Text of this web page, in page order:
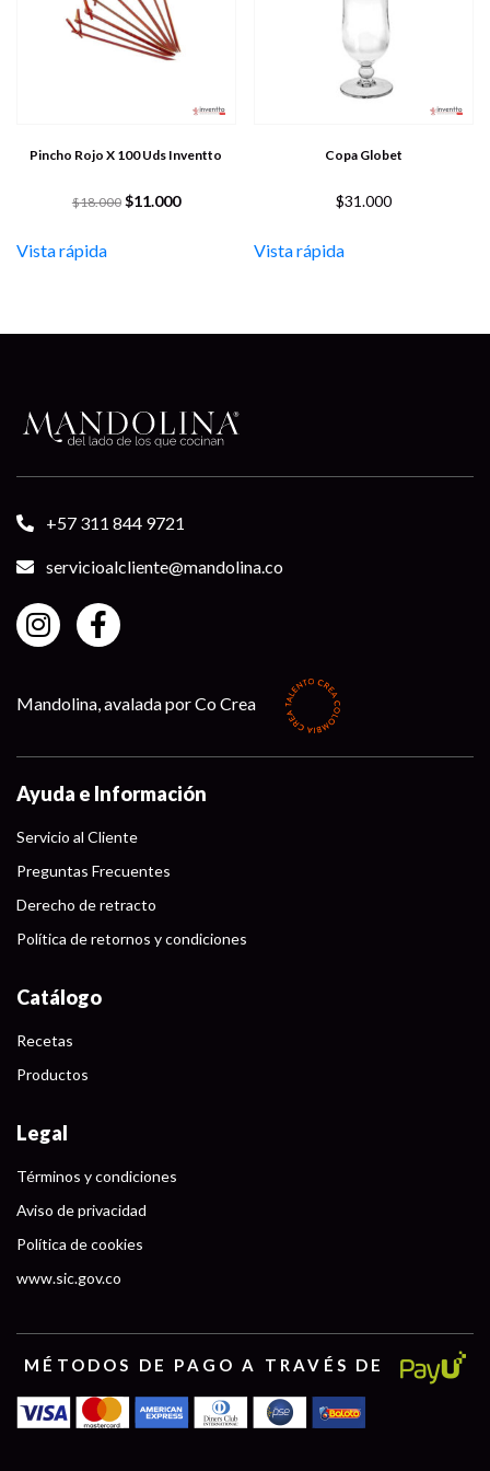
Pincho Rojo X 100 Uds Inventto
$18.000 $11.000
Vista rápida
Copa Globet
$31.000
Vista rápida
+57 311 844 9721
servicioalcliente@mandolina.co
Mandolina, avalada por Co Crea
Ayuda e Información
Servicio al Cliente
Preguntas Frecuentes
Derecho de retracto
Política de retornos y condiciones
Catálogo
Recetas
Productos
Legal
Términos y condiciones
Aviso de privacidad
Política de cookies
www.sic.gov.co
MÉTODOS DE PAGO A TRAVÉS DE